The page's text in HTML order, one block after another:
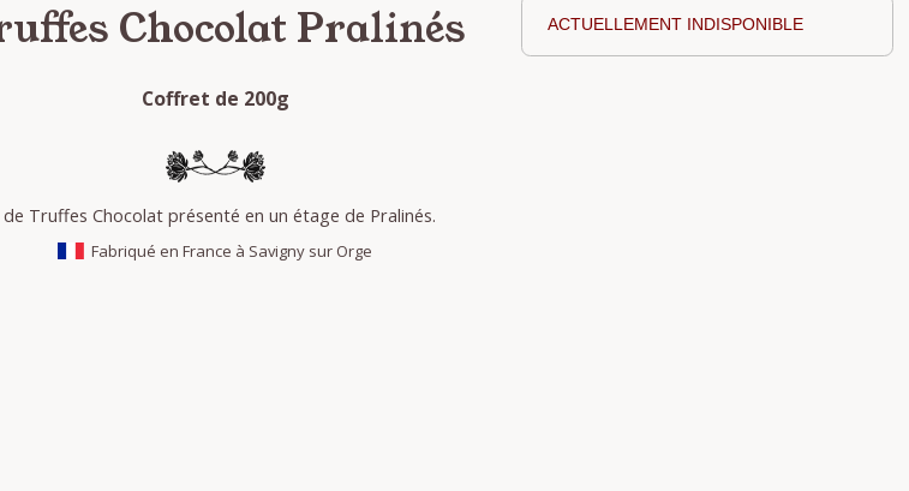
Chocolat Pralinés
Coffret de 200g
Truffes Chocolat présenté en un étage de Pralinés.
Fabriqué en France à Savigny sur Orge
ACTUELLEMENT INDISPONIBLE